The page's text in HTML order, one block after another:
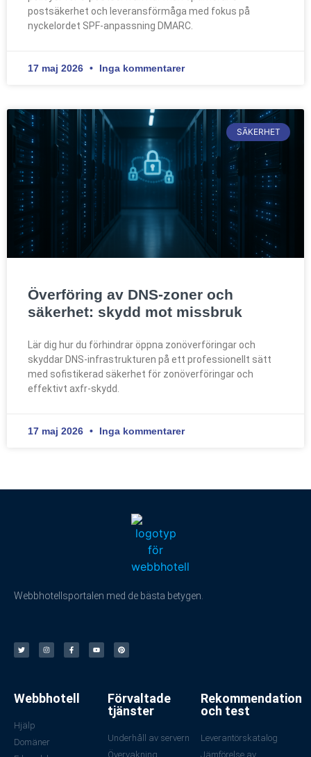
postsäkerhet och leveransförmåga med fokus på
nyckelordet SPF-anpassning DMARC.
17 maj 2026 Inga kommentarer
SÄKERHET
Överföring av DNS-zoner och
säkerhet: skydd mot missbruk
Lär dig hur du förhindrar öppna zonöverföringar och
skyddar DNS-infrastrukturen på ett professionellt sätt
med sofistikerad säkerhet för zonöverföringar och
effektivt axfr-skydd.
17 maj 2026 Inga kommentarer
Webbhotellsportalen med de bästa betygen.
Webbhotell
Hjälp
Domäner
Förvaltade
tjänster
Underhåll av servern
Övervakning
Rekommendation
och test
Leverantörskatalog
Jämförelse av